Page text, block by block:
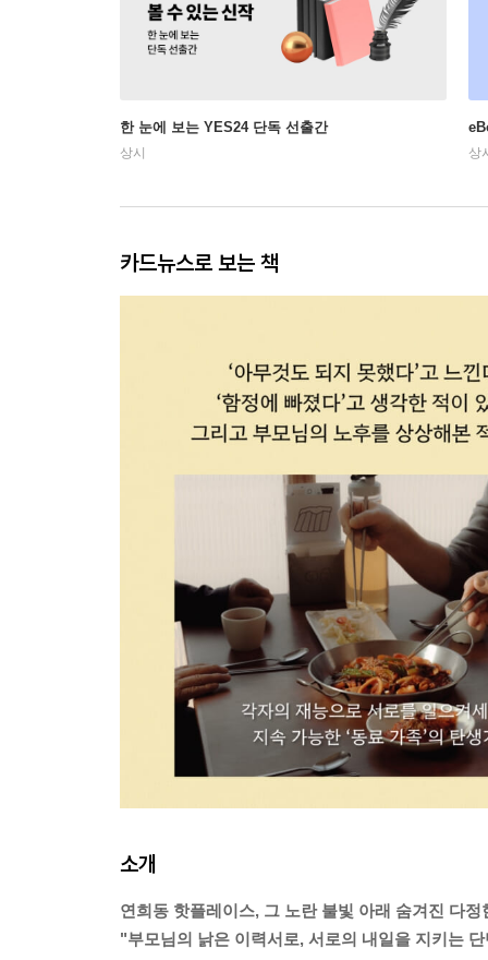
한 눈에 보는 YES24 단독 선출간
상시 상
카드뉴스로 보는 책
소개
연희동 핫플레이스, 그 노란 불빛 아래 숨겨진 다정
"부모님의 낡은 이력서로, 서로의 내일을 지키는